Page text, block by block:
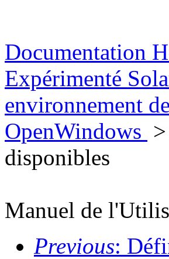
Documentation
Expérimenté
environnement
OpenWindows
disponibles
Manuel de
Previous: